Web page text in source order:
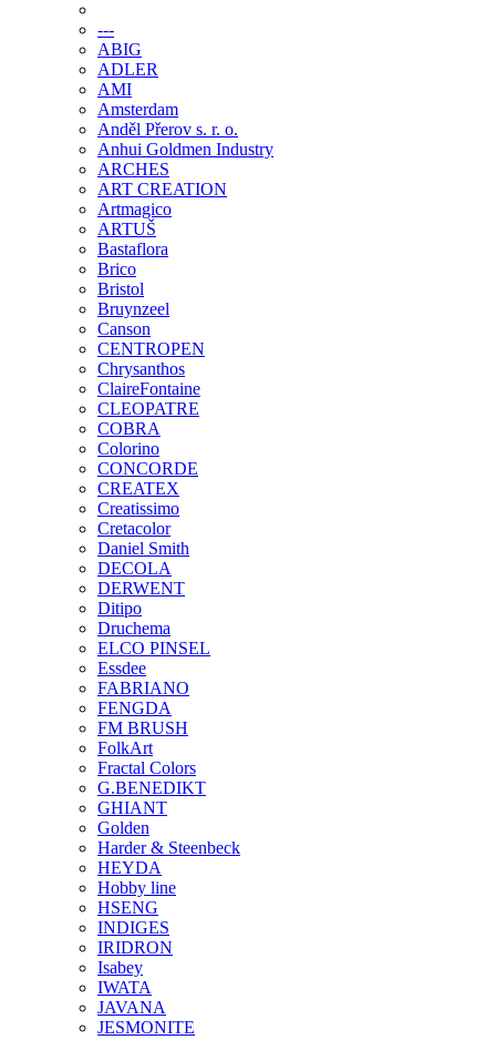
---
ABIG
ADLER
AMI
Amsterdam
Anděl Přerov s. r. o.
Anhui Goldmen Industry
ARCHES
ART CREATION
Artmagico
ARTUŠ
Bastaflora
Brico
Bristol
Bruynzeel
Canson
CENTROPEN
Chrysanthos
ClaireFontaine
CLEOPATRE
COBRA
Colorino
CONCORDE
CREATEX
Creatissimo
Cretacolor
Daniel Smith
DECOLA
DERWENT
Ditipo
Druchema
ELCO PINSEL
Essdee
FABRIANO
FENGDA
FM BRUSH
FolkArt
Fractal Colors
G.BENEDIKT
GHIANT
Golden
Harder & Steenbeck
HEYDA
Hobby line
HSENG
INDIGES
IRIDRON
Isabey
IWATA
JAVANA
JESMONITE